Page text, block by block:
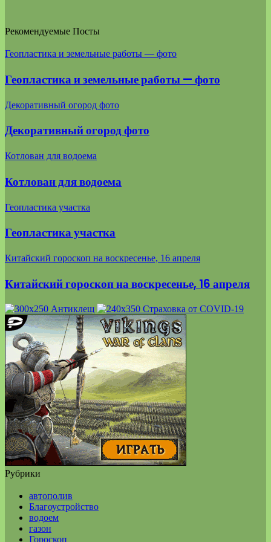
Рекомендуемые Посты
Геопластика и земельные работы — фото
Геопластика и земельные работы — фото
Декоративный огород фото
Декоративный огород фото
Котлован для водоема
Котлован для водоема
Геопластика участка
Геопластика участка
Китайский гороскоп на воскресенье, 16 апреля
Китайский гороскоп на воскресенье, 16 апреля
Рубрики
автополив
Благоустройство
водоем
газон
Гороскоп